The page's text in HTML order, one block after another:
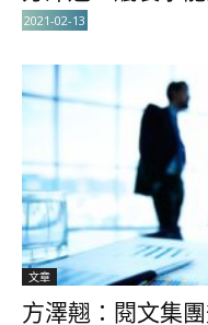
2021-02-13
文章
方澤翹：閱文集